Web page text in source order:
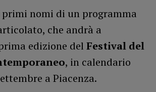
primi nomi di un programma
che andrà a
edizione del Festival del
, in calendario
a Piacenza.